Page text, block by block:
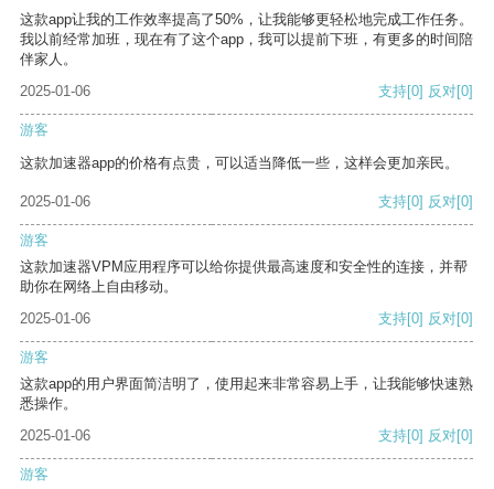
这款app让我的工作效率提高了50%，让我能够更轻松地完成工作任务。
我以前经常加班，现在有了这个app，我可以提前下班，有更多的时间陪
伴家人。
2025-01-06
支持[0] 反对[0]
游客
这款加速器app的价格有点贵，可以适当降低一些，这样会更加亲民。
2025-01-06 支持[0] 反对[0]
游客
这款加速器VPM应用程序可以给你提供最高速度和安全性的连接，并帮
助你在网络上自由移动。
2025-01-06
支持[0] 反对[0]
游客
这款app的用户界面简洁明了，使用起来非常容易上手，让我能够快速熟
悉操作。
2025-01-06
支持[0] 反对[0]
游客